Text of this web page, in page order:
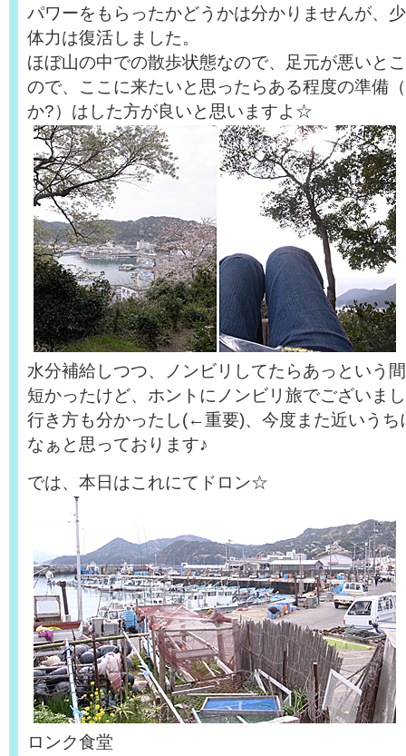
パワーをもらったかどうかは分かりませんが、
体力は復活しました。
ほぼ山の中での散歩状態なので、足元が悪いと
ので、ここに来たいと思ったらある程度の準備
か?）はした方が良いと思いますよ☆
水分補給しつつ、ノンビリしてたらあっという
短かったけど、ホントにノンビリ旅でございま
行き方も分かったし(←重要)、今度また近いうち
なぁと思っております♪
では、本日はこれにてドロン☆
ロンク食堂